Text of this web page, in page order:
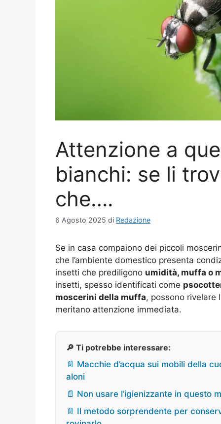
Attenzione a
bianchi: se li
che….
6 Agosto 2025 di Redazione
Se in casa compaiono dei piccoli
che l’ambiente domestico presenta
insetti che prediligono umidità, muffa o
insetti, spesso identificati come
moscerini della muffa, possono rivelare
meritano attenzione immediata.
🔎 Ti potrebbe interessare:
📄 Macchie d’acqua sui mobili della
aloni
📄 Non usare l’igienizzante in
📄 Il metodo sorprendente per